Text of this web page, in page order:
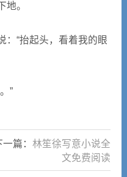
。
“抬起头，看着我的眼
”
一篇：林笙徐写意小说全
文免费阅读